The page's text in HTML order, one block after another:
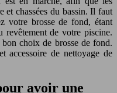
et chassées du bassin. Il faut
votre brosse de fond, étant
revêtement de votre piscine.
choix de brosse de fond.
accessoire de nettoyage de
avoir une